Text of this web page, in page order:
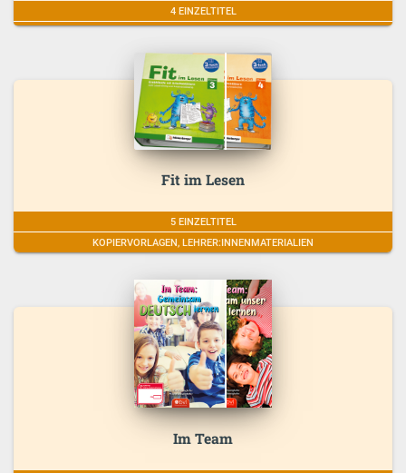
4 EINZELTITEL
Fit im Lesen
5 EINZELTITEL
KOPIERVORLAGEN, LEHRER:INNENMATERIALIEN
Im Team